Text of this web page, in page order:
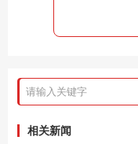
相关新闻